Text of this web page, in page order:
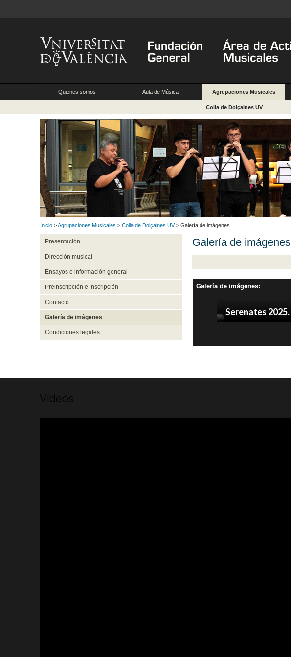
Quienes somos Aula de Música Agrupaciones Musicales
Colla de Dolçaines UV
Inicio >Agrupaciones Musicales > Colla de Dolçaines UV> Galería de imágenes
Presentación
Dirección musical
Ensayos e información general
Preinscripción e inscripción
Contacto
Galería de imágenes
Condiciones legales
Galería de imágenes
Galería de imágenes:
Serenates
Vídeos